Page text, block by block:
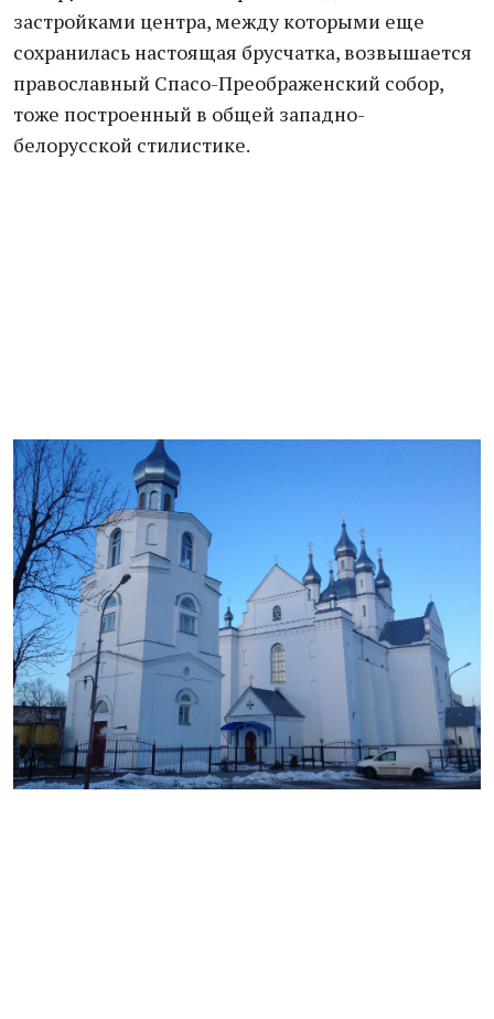
застройками центра, между которыми еще
сохранилась настоящая брусчатка, возвышается
православный Спасо-Преображенский собор,
тоже построенный в общей западно-
белорусской стилистике.